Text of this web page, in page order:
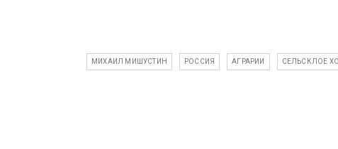
МИХАИЛ МИШУСТИН РОССИЯ АГРАРИИ СЕЛЬСКЛОЕ